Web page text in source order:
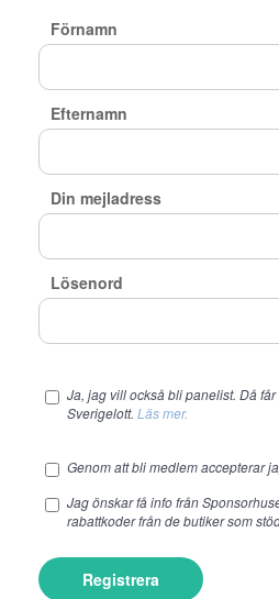
Förnamn
Efternamn
Din mejladress
Lösenord
Ja, jag vill också bli panelist. Då
Sverigelott. Läs mer.
Genom att bli medlem accepterar
Jag önskar få info från
rabattkoder från de butiker som
Registrera